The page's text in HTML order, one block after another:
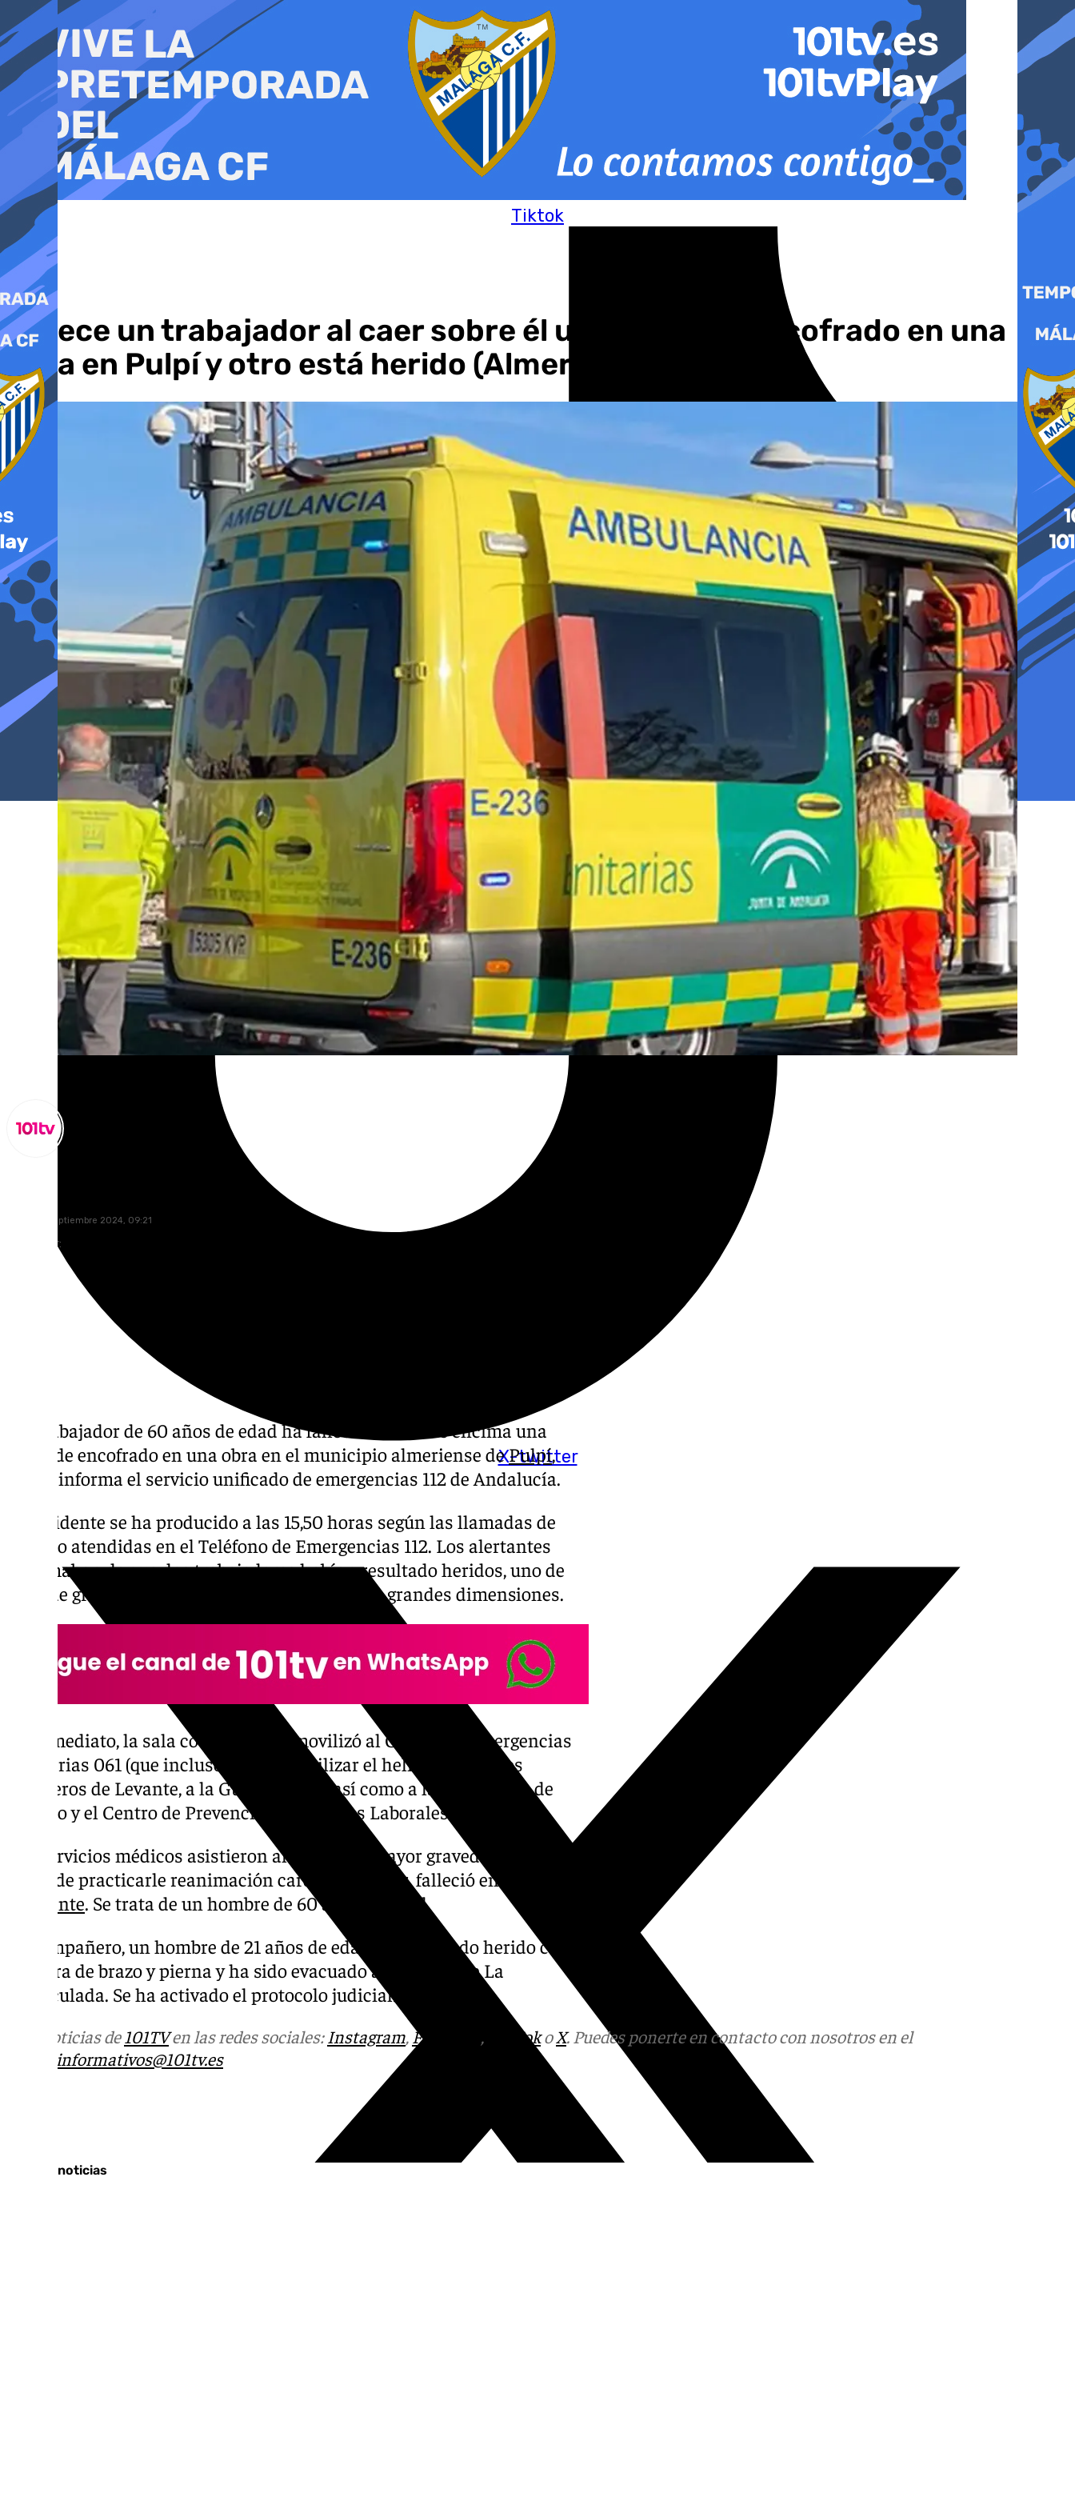
al
contenido
Tiktok
X-twitter
Fallece un trabajador al caer sobre él una placa de encofrado en una
obra en Pulpí y otro está herido (Almería)
martes, 3 septiembre 2024, 09:21
Compartir:
Un trabajador de 60 años de edad ha fallecido al caerle encima una
placa de encofrado en una obra en el municipio almeriense dePulpí,
según informa el servicio unificado de emergencias 112 de Andalucía.
El accidente se ha producido a las 15,50 horas según las llamadas de
socorro atendidas en el Teléfono de Emergencias 112. Los alertantes
informaban de que dos trabajadores habían resultado heridos, uno de
ellos de gravedad, al caerle encima un panel de grandes dimensiones.
De inmediato, la sala coordinadora movilizó al Centro de Emergencias
Sanitarias 061 (que incluso llegó a movilizar el helicóptero), a los
Bomberos de Levante, a la Guardia Civil, así como a la Inspección de
Trabajo y el Centro de Prevención de Riesgos Laborales.
Los servicios médicos asistieron al herido de mayor gravedad, que a
pesar de practicarle reanimación cardiopulmonar, falleció en el lugar del
accidente. Se trata de un hombre de 60 años de edad.
Su compañero, un hombre de 21 años de edad, ha resultado herido con
fractura de brazo y pierna y ha sido evacuado al hospital de La
Inmaculada. Se ha activado el protocolo judicial.
Más noticias de 101TVen las redes sociales: Instagram, Facebook , Tik TokoX. Puedes ponerte en contacto con nosotros en el
informativos@101tv.es
Últimas noticias